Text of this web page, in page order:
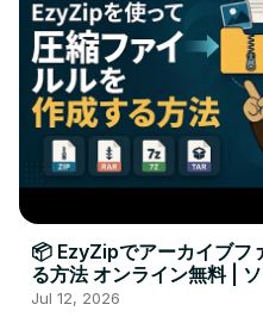
📦 EzyZipでアーカイブフ
る方法 オンライン無料 |
ンストール不要
Jul 12, 2026